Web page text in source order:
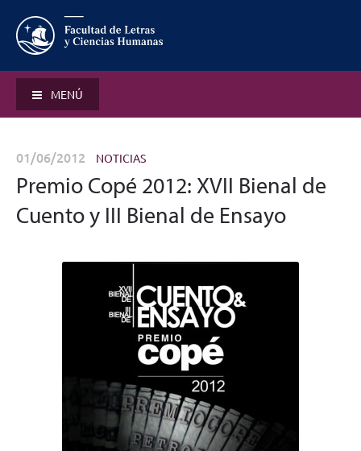
MENÚ
01/06/2012 NOTICIAS
Premio Copé 2012: XVII Bienal de
Cuento y III Bienal de Ensayo